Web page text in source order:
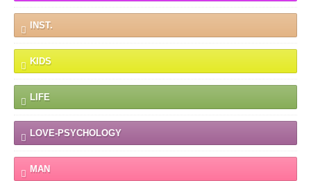
INST.
KIDS
LIFE
LOVE-PSYCHOLOGY
MAN